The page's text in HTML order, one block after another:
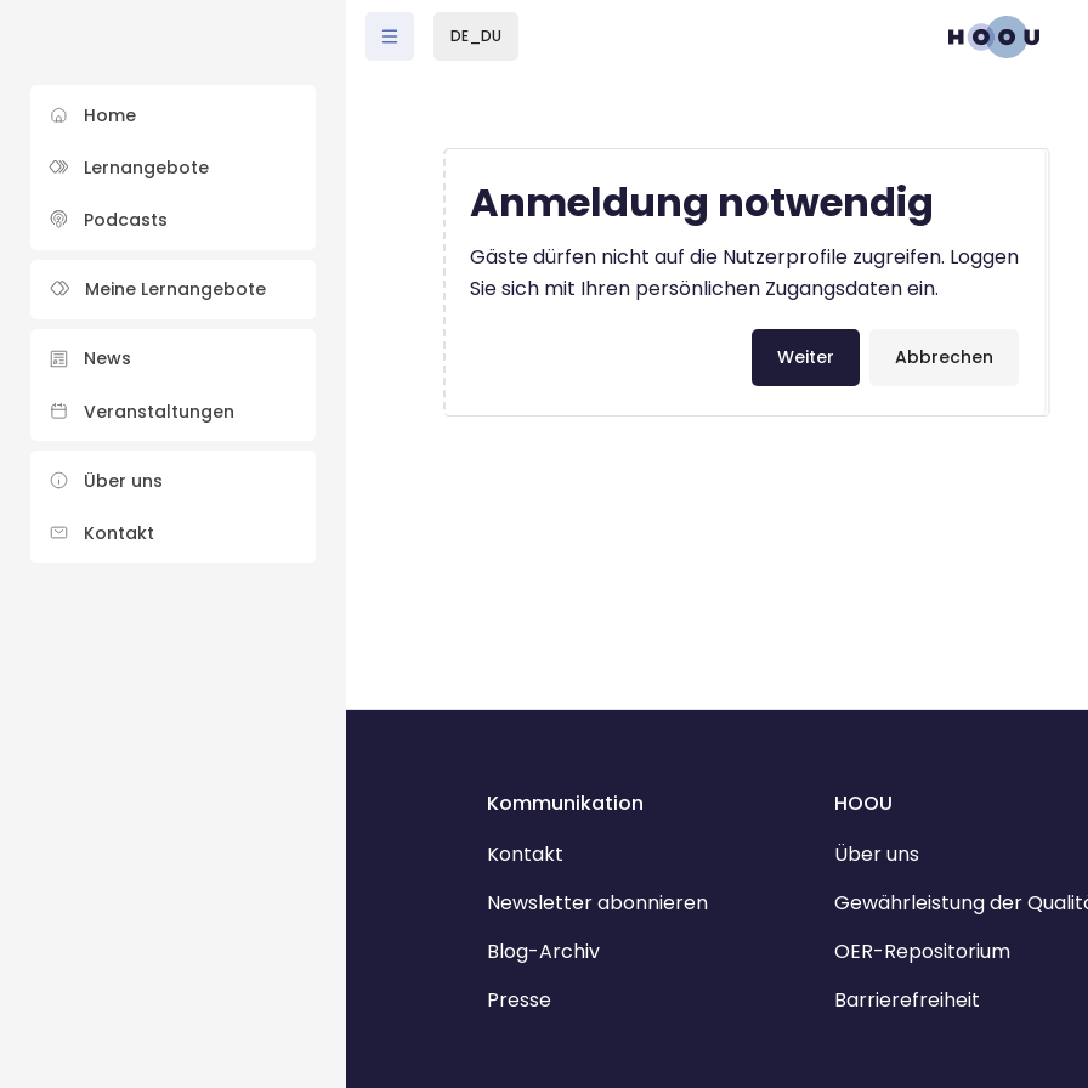
Home
Lernangebote
Podcasts
Meine Lernangebote
News
Veranstaltungen
Über uns
Kontakt
DE_DU
Anmeldung notwendig
Gäste dürfen nicht auf die Nutzerprofile zugreifen. Loggen
Sie sich mit Ihren persönlichen Zugangsdaten ein.
Abbrechen
Weiter
Kommunikation
Kontakt
Newsletter abonnieren
Blog-Archiv
Presse
HOOU
Über uns
Gewährleistung der
OER-Repositorium
Barrierefreiheit